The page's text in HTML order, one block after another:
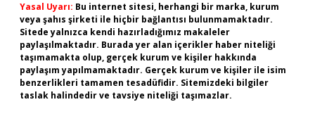
Yasal Uyarı: Bu internet sitesi, herhangi bir marka, kurum
veya şahıs şirketi ile hiçbir bağlantısı bulunmamaktadır.
Sitede yalnızca kendi hazırladığımız makaleler
paylaşılmaktadır. Burada yer alan içerikler haber niteliği
taşımamakta olup, gerçek kurum ve kişiler hakkında
paylaşım yapılmamaktadır. Gerçek kurum ve kişiler ile isim
benzerlikleri tamamen tesadüfidir. Sitemizdeki bilgiler
taslak halindedir ve tavsiye niteliği taşımazlar.